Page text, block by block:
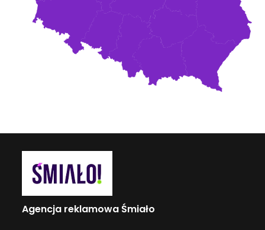
Agencja reklamowa Śmiało